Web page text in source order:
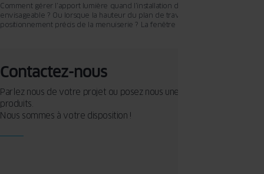
Comment gérer l’apport lumière quand l’installation d’une baie vitrée n’est pas
envisageable ? Ou lorsque la hauteur du plan de travail d’une cuisine dicte un
positionnement précis de la menuiserie ? La fenêtre avec allège prend sens
Contactez-nous
Parlez nous de votre projet ou posez nous une question sur nos
produits.
Nous sommes à votre disposition !